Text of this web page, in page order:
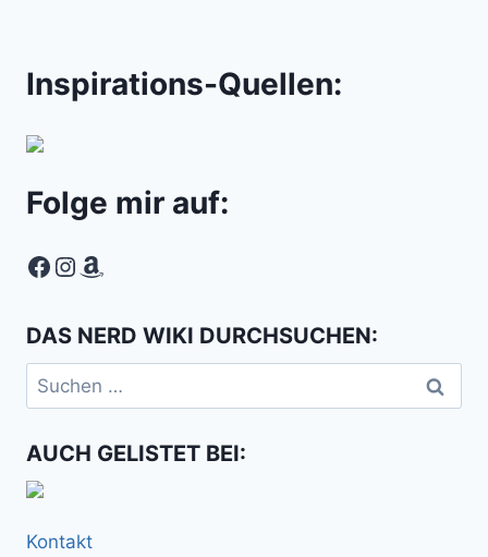
Inspirations-Quellen:
Folge mir auf:
Facebook
Instagram
Amazon
DAS NERD WIKI DURCHSUCHEN:
Suchen
nach:
AUCH GELISTET BEI:
Kontakt